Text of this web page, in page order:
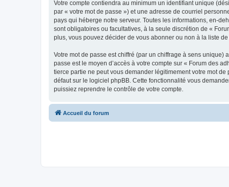
Votre compte contiendra au minimum un identifiant unique
par « votre mot de passe ») et une adresse de courriel
pays qui héberge notre serveur. Toutes les informations, en-
sont obligatoires ou facultatives, à la seule discrétion de «
plus, vous pouvez décider de vous abonner ou non à la liste
Votre mot de passe est chiffré (par un chiffrage à sens unique)
passe est le moyen d’accès à votre compte sur « Forum des
tierce partie ne peut vous demander légitimement votre mot
défaut sur le logiciel phpBB. Cette fonctionnalité vous
puissiez reprendre le contrôle de votre compte.
Accueil du forum